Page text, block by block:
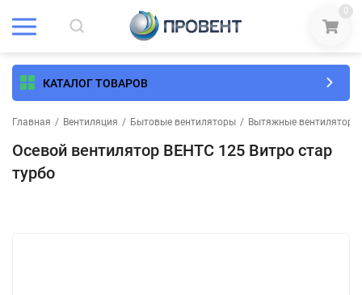
0
КАТАЛОГ ТОВАРОВ
Главная / Вентиляция / Бытовые вентиляторы / Вытяжные вентиляторы
Осевой вентилятор ВЕНТС 125 Витро стар
турбо